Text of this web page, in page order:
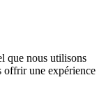
que nous utilisons
offrir une expérience